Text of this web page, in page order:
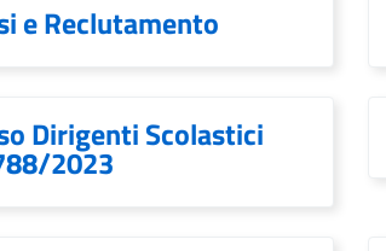
e Reclutamento
Dirigenti Scolastici
2023